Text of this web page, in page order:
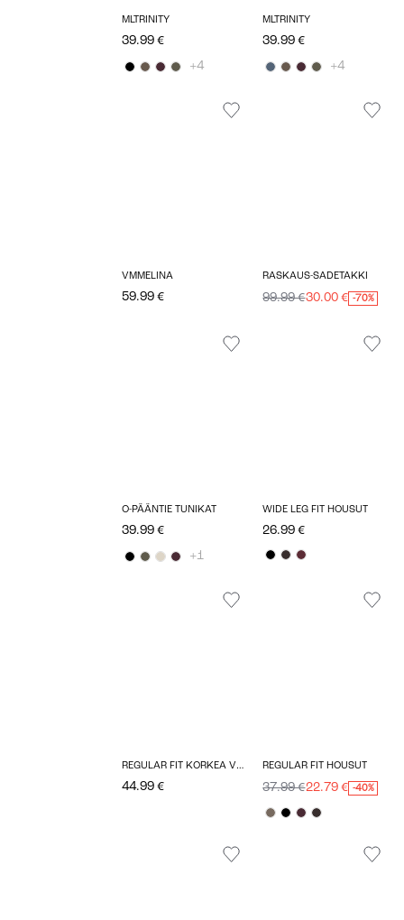
MLTRINITY
39.99 €
+4
MLTRINITY
39.99 €
+4
VMMELINA
59.99 €
RASKAUS-SADETAKKI
99.99 €30.00 € -70%
O-PÄÄNTIE TUNIKAT
39.99 €
+1
WIDE LEG FIT HOUSUT
26.99 €
REGULAR FIT KORKEA VYÖTÄRÖ HOUSUT
44.99 €
REGULAR FIT HOUSUT
37.99 €22.79 € -40%